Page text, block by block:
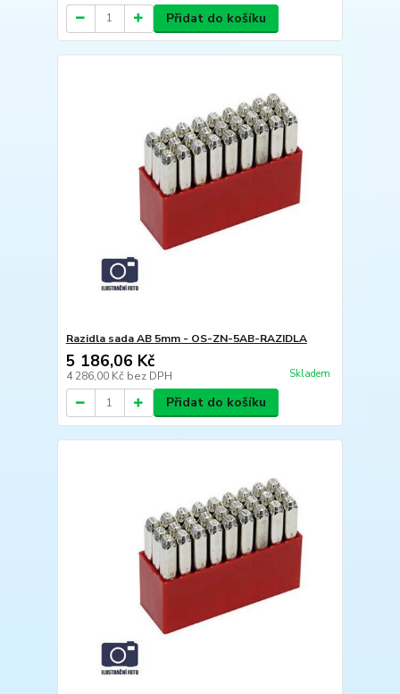
Přidat do košíku
Razidla sada AB 5mm - OS-ZN-5AB-RAZIDLA
5 186,06 Kč
4 286,00 Kč bez DPH Skladem
Přidat do košíku